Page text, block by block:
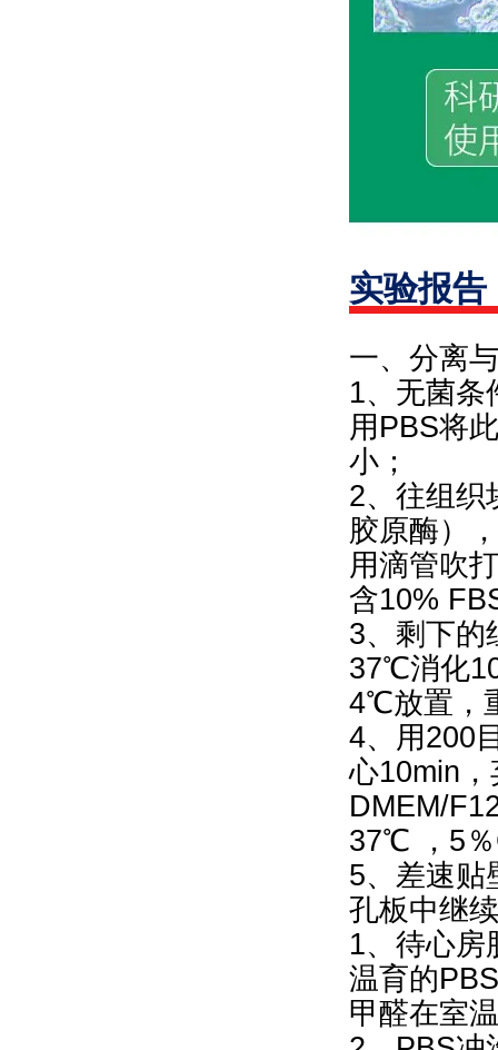
实验报告
一、分离
1、无菌条
用PBS将
小；
2、往组织
胶原酶）
用滴管吹
含10%
3、剩下的
37℃消化
4℃放置，
4、用200
心10min
DMEM/
37℃ ，5
5、差速贴
孔板中继
1、待心房
温育的
甲醛在室